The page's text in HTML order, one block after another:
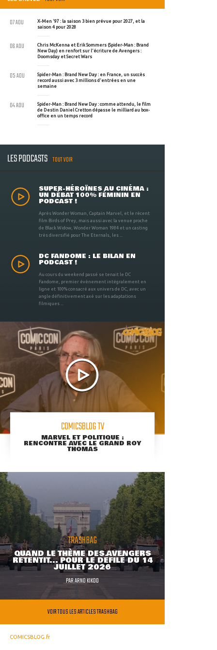
X-Men '97 : la saison 3 bien prévue pour 2027, et la
saison 4 pour 2028
07 AOU
Chris McKenna et Erik Sommers (Spider-Man : Brand
New Day) en renfort sur l'écriture de Avengers :
Doomsday et Secret Wars
06 AOU
Spider-Man : Brand New Day : en France, un succès
record aussi avec 3 millions d'entrées en une
semaine
05 AOU
Spider-Man : Brand New Day : comme attendu, le film
de Destin Daniel Cretton dépasse le milliard au box-
office en un temps record
04 AOU
LES PODCASTS TOUT VOIR
SUPER-HÉROÏNES AU CINÉMA :
UN DÉBAT 100% FÉMININ EN
PODCAST !
Après Wonder Woman, Captain Marvel, et le récent
film Birds of Prey, mais aussi avec la venue proche
de Black Widow, Wonder Woman 1984 et un casting
très diversifié pour The Eternals, les ...
DC FANDOME : LE BILAN EN
PODCAST !
Au cours du weekend passé se tenait le DC
Fandome, premier évènement intégralement en
ligne et 100% consacré aux univers de DC, avec un
angle définitivement axé sur les adaptations
filmiques ...
COMICSBLOG TV
MARVEL ET POLITIQUE :
RENCONTRE AVEC LE GRAND ROY
THOMAS
TRASHBAG
QUAND LE THÈME DES AVENGERS
RETENTIT... POUR LE DÉFILÉ DU 14
JUILLET 2026
PARARNO KIKOO
VOIR TOUS LES ARTICLES TRASHBAG
COMICSBLOG.fr